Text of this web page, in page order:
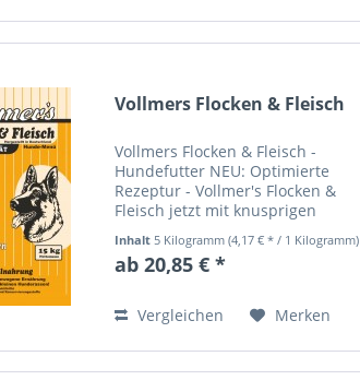
Vollmers Flocken & Fleisch
Vollmers Flocken & Fleisch -
Hundefutter NEU: Optimierte
Rezeptur - Vollmer's Flocken &
Fleisch jetzt mit knusprigen
und Fleischpellets Für
ausgewachsene Hunde aller
Fleisch ist...
Inhalt 5 Kilogramm(4,17 € * / 1 Kilogramm)
ab 20,85 € *
Vergleichen Merken